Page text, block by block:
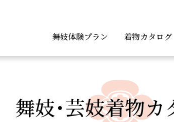
舞妓体験プラン 着物カタログ
舞妓･芸妓着物カ